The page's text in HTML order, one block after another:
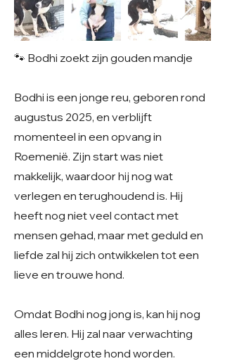
🐾 Bodhi zoekt zijn gouden mandje
Bodhi is een jonge reu, geboren rond
augustus 2025, en verblijft
momenteel in een opvang in
Roemenië. Zijn start was niet
makkelijk, waardoor hij nog wat
verlegen en terughoudend is. Hij
heeft nog niet veel contact met
mensen gehad, maar met geduld en
liefde zal hij zich ontwikkelen tot een
lieve en trouwe hond.
Omdat Bodhi nog jong is, kan hij nog
alles leren. Hij zal naar verwachting
een middelgrote hond worden.